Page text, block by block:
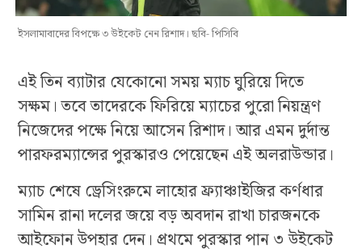
ইসলামাবাদের বিপক্ষে ৩ উইকেট নেন রিশাদ। ছবি- পিসিবি
এই তিন ব্যাটার যেকোনো সময় ম্যাচ ঘুরিয়ে দিতে
সক্ষম। তবে তাদেরকে ফিরিয়ে ম্যাচের পুরো নিয়ন্ত্রণ
নিজেদের পক্ষে নিয়ে আসেন রিশাদ। আর এমন দুর্দান্ত
পারফরম্যান্সের পুরস্কারও পেয়েছেন এই অলরাউন্ডার।
ম্যাচ শেষে ড্রেসিংরুমে লাহোর ফ্র্যাঞ্চাইজির কর্ণধার
সামিন রানা দলের জয়ে বড় অবদান রাখা চারজনকে
আইফোন উপহার দেন। প্রথমে পুরস্কার পান ৩ উইকেট